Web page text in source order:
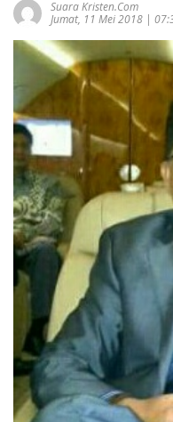
Suara Kristen.com
Jumat, 11 Mei 2018 |